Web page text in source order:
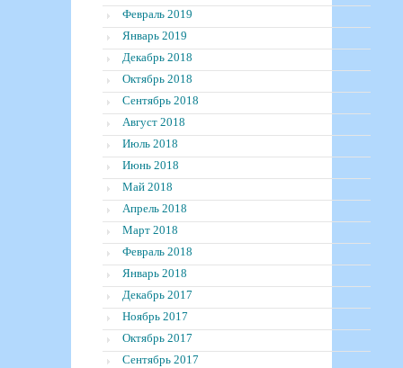
Февраль 2019
Январь 2019
Декабрь 2018
Октябрь 2018
Сентябрь 2018
Август 2018
Июль 2018
Июнь 2018
Май 2018
Апрель 2018
Март 2018
Февраль 2018
Январь 2018
Декабрь 2017
Ноябрь 2017
Октябрь 2017
Сентябрь 2017